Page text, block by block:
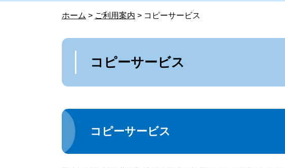
ホーム > ご利用案内 > コピーサービス
コピーサービス
コピーサービス